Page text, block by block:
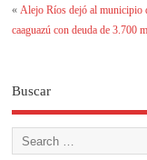
«Alejo Ríos dejó al municipio
caaguazú con deuda de 3.700
Buscar